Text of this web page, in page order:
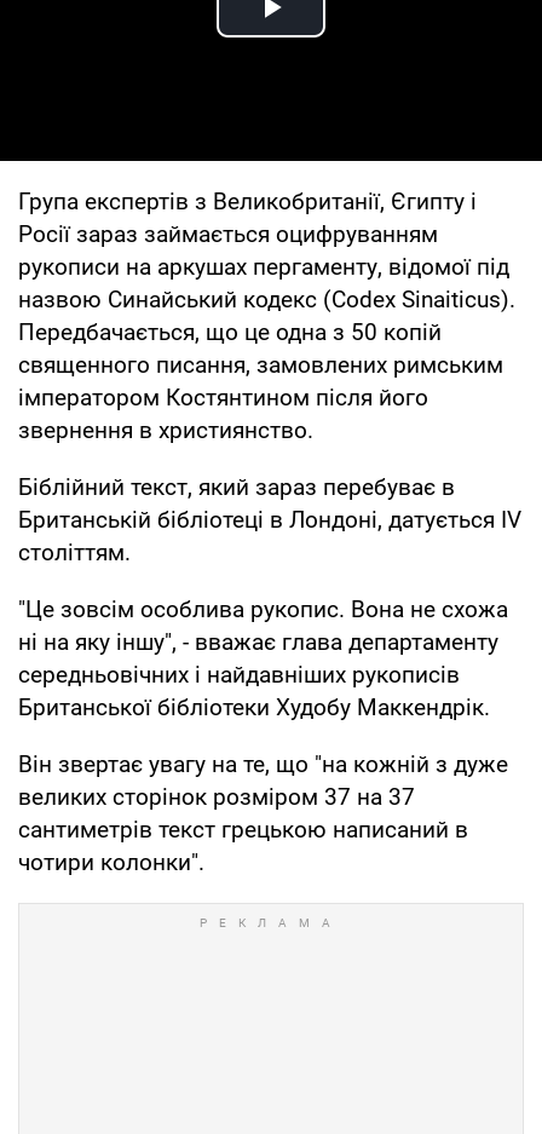
Play Video
Група експертів з Великобританії, Єгипту і
Росії зараз займається оцифруванням
рукописи на аркушах пергаменту, відомої під
назвою Синайський кодекс (Codex Sinaiticus).
Передбачається, що це одна з 50 копій
священного писання, замовлених римським
імператором Костянтином після його
звернення в християнство.
Біблійний текст, який зараз перебуває в
Британській бібліотеці в Лондоні, датується IV
століттям.
"Це зовсім особлива рукопис. Вона не схожа
ні на яку іншу", - вважає глава департаменту
середньовічних і найдавніших рукописів
Британської бібліотеки Худобу Маккендрік.
Він звертає увагу на те, що "на кожній з дуже
великих сторінок розміром 37 на 37
сантиметрів текст грецькою написаний в
чотири колонки".